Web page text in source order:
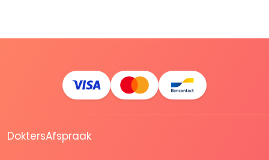
DoktersAfspraak